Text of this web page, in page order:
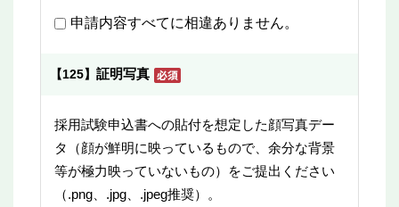
申請内容すべてに相違ありません。
【125】 証明写真
採用試験申込書への貼付を想定した顔写真デー
タ（顔が鮮明に映っているもので、余分な背景
等が極力映っていないもの）をご提出ください
（.png、.jpg、.jpeg推奨）。